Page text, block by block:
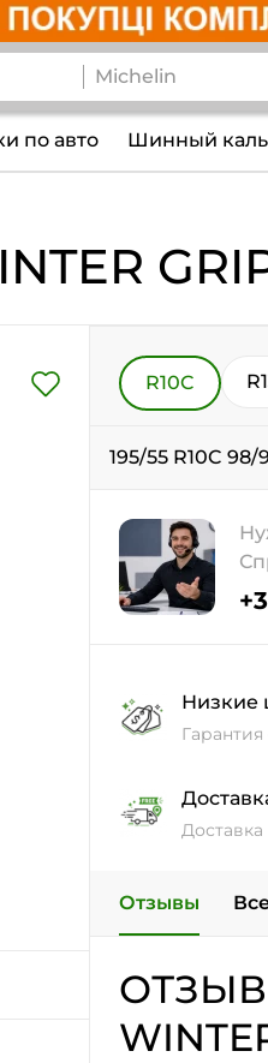
по авто Шинный
R10C
195/55 R10C 98/
Низкие
Отзывы